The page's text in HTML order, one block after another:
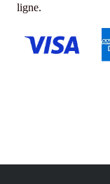
ligne.